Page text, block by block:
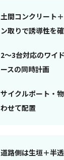
土間コンクリート
ン取りで誘導性を
2〜3台対応のワイ
ースの同時計画
サイクルポート・
わせて配置
道路側は生垣＋半